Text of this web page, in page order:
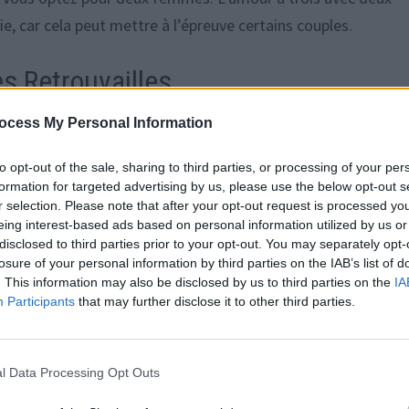
My Personal Information
opt-out of the sale, sharing to third parties, or processing of your
for targeted advertising by us, please use the below opt-out
selection. Please note that after your opt-out request is processed
interest-based ads based on personal information utilized by us
to third parties prior to your opt-out. You may separately
of your personal information by third parties on the IAB’s list of
This information may also be disclosed by us to third parties on the
Participants that may further disclose it to other third parties.
Data Processing Opt Outs
car cela peut mettre à l’épreuve certains couples.
Retrouvailles
passionnées. Essayez de vous abstenir pendant 8 à 10
qui en résultera pourrait être inoubliable.
vous aventurer dans les pratiques les plus extrêmes.
sexuels. Le bondage est également une option